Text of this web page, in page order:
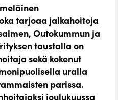
tarjoaa jalkahoitoja
Outokummun ja
taustalla on
sekä kokenut
uralla
parissa.
joulukuussa